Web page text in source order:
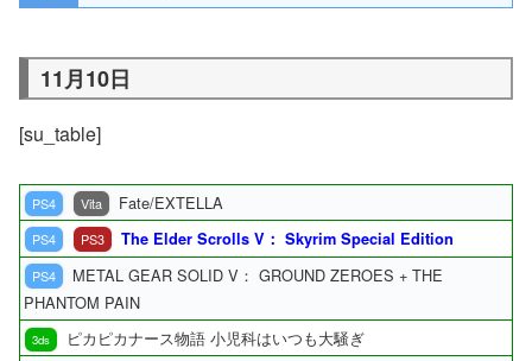
11月10日
[su_table]
PS4 Vita Fate/EXTELLA
PS4 PS3 The Elder Scrolls V： Skyrim Special Edition
PS4
METAL GEAR SOLID V： GROUND ZEROES + THE
PHANTOM PAIN
3ds ピカピカナース物語 小児科はいつも大騒ぎ